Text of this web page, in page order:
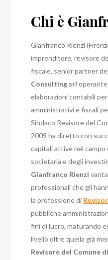
Chi è
Gianfranco Rienzi
imprenditore, revisore
fiscale, senior partner
Consulting srl
elaborazioni contabili
amministrativi e fiscali
Sindaco Revisore del
2009 ha diretto con
capitali attive nel campo
societaria e degli
Gianfranco Rienzi
professionali che gli
la professione di
pubbliche
fini di lucro, maturando
livello oltre quella già
Revisore del Comune